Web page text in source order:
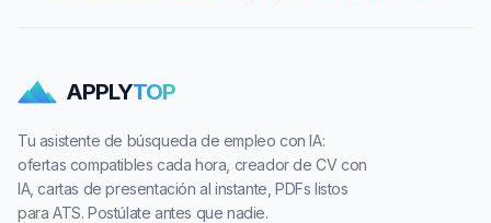
APPLYTOP
Tu asistente de búsqueda de empleo con IA:
ofertas compatibles cada hora, creador de CV con
IA, cartas de presentación al instante, PDFs listos
para ATS. Postúlate antes que nadie.